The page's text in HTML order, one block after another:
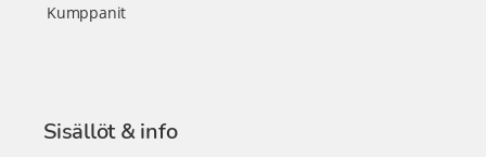
Kumppanit
Sisällöt & info